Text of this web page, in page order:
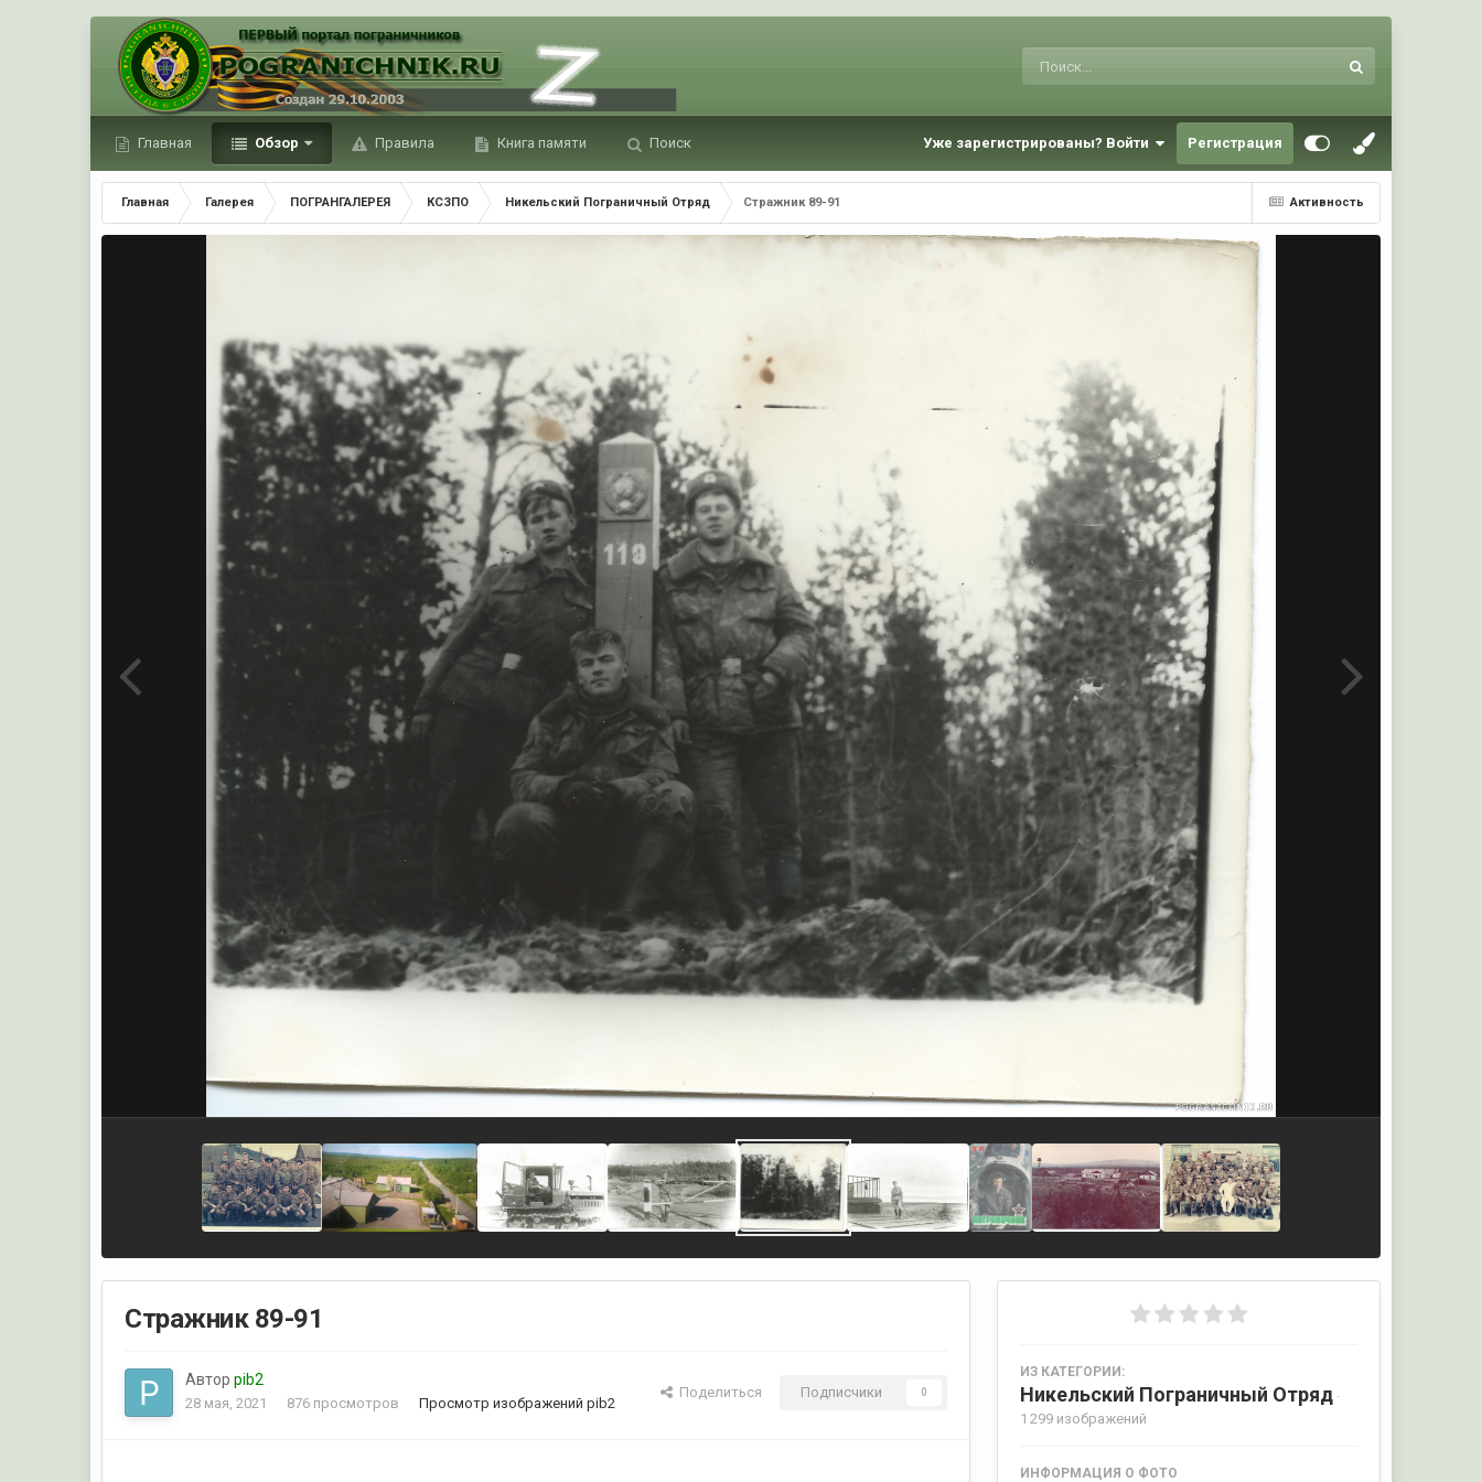
Главная Обзор Правила Книга памяти Поиск Уже зарегистрированы? Войти Регистрация
Активность
Главная Галерея ПОГРАНГАЛЕРЕЯ КСЗПО Никельский Пограничный Отряд Стражник 89-91
Стражник 89-91
Авторpib2
28 мая, 2021 876 просмотров Просмотр изображений pib2
Поделиться Подписчики 0
ИЗ КАТЕГОРИИ:
Никельский Пограничный Отряд ·
1 299 изображений
ИНФОРМАЦИЯ О ФОТО